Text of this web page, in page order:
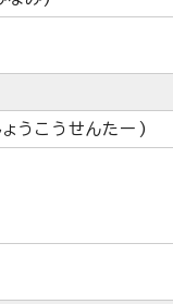
うこうせんたー)